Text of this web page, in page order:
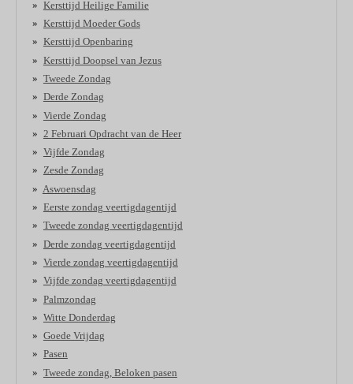
Kersttijd Heilige Familie
Kersttijd Moeder Gods
Kersttijd Openbaring
Kersttijd Doopsel van Jezus
Tweede Zondag
Derde Zondag
Vierde Zondag
2 Februari Opdracht van de Heer
Vijfde Zondag
Zesde Zondag
Aswoensdag
Eerste zondag veertigdagentijd
Tweede zondag veertigdagentijd
Derde zondag veertigdagentijd
Vierde zondag veertigdagentijd
Vijfde zondag veertigdagentijd
Palmzondag
Witte Donderdag
Goede Vrijdag
Pasen
Tweede zondag, Beloken pasen